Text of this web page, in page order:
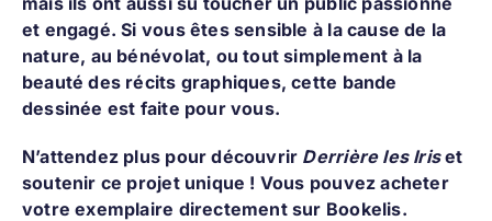
et engagé. Si vous êtes sensible à la cause de la
nature, au bénévolat, ou tout simplement à la
beauté des récits graphiques, cette bande
dessinée est faite pour vous.
N’attendez plus pour découvrir Derrière les Iriset
soutenir ce projet unique ! Vous pouvez acheter
votre exemplaire directement sur Bookelis.